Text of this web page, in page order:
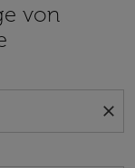
von
close